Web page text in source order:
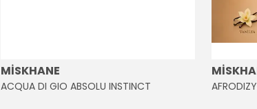
MİSKHANE
ACQUA DI GIO ABSOLU INSTINCT